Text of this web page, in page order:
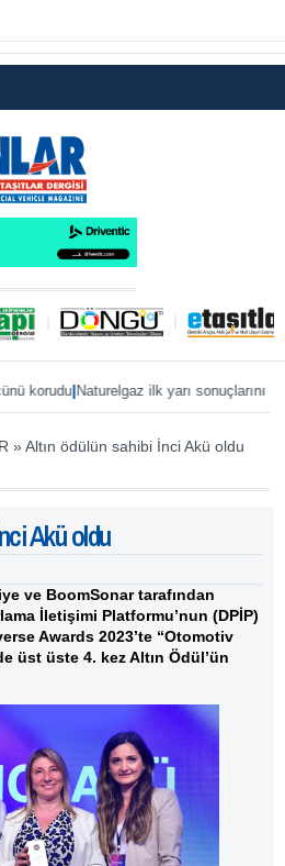
|Naturelgaz ilk yarı sonuçlarını
»Altın ödülün sahibi İnci Akü oldu
Akü oldu
ve BoomSonar tarafından
İletişimi Platformu’nun (DPİP)
Awards 2023’te “Otomotiv
üst üste 4. kez Altın Ödül’ün